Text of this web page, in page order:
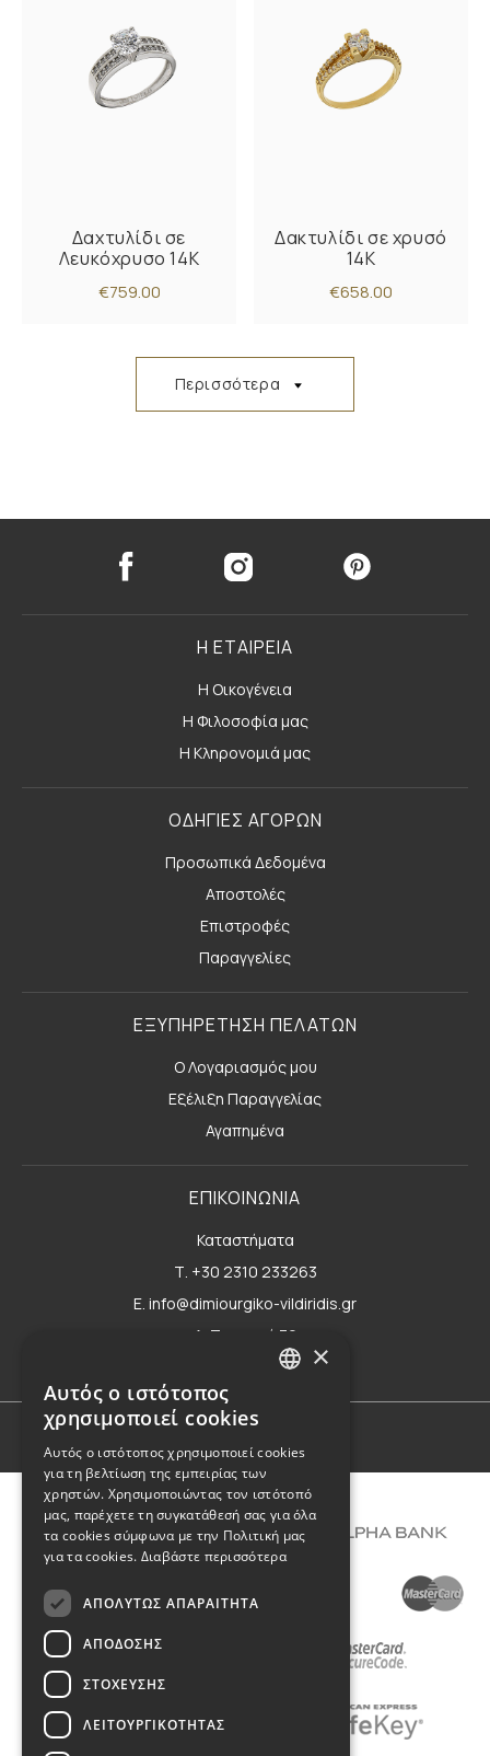
Δαχτυλίδι σε
Λευκόχρυσο 14K
€759.00
Δακτυλίδι σε χρυσό
14Κ
€658.00
Περισσότερα
Η ΕΤΑΙΡΕΙΑ
Η Οικογένεια
Η Φιλοσοφία μας
Η Κληρονομιά μας
ΟΔΗΓΙΕΣ ΑΓΟΡΩΝ
Προσωπικά Δεδομένα
Αποστολές
Επιστροφές
Παραγγελίες
ΕΞΥΠΗΡΕΤΗΣΗ ΠΕΛΑΤΩΝ
Ο Λογαριασμός μου
Εξέλιξη Παραγγελίας
Αγαπημένα
ΕΠΙΚΟΙΝΩΝΙΑ
Καταστήματα
Τ. +30 2310 233263
E. info@dimiourgiko-vildiridis.gr
Δ. Τσιμισκή 70
Φόρμα επικοινωνίας×
Αυτός ο ιστότοπος
χρησιμοποιεί cookies
Αυτός ο ιστότοπος χρησιμοποιεί cookies
για τη βελτίωση της εμπειρίας των
χρηστών. Χρησιμοποιώντας τον ιστότοπό
μας, παρέχετε τη συγκατάθεσή σας για όλα
τα cookies σύμφωνα με την Πολιτική μας
για τα cookies. Διαβάστε περισσότερα
ΑΠΟΛΎΤΩΣ ΑΠΑΡΑΊΤΗΤΑ
ΑΠΌΔΟΣΗΣ
ΣΤΌΧΕΥΣΗΣ
ΛΕΙΤΟΥΡΓΙΚΌΤΗΤΑΣ